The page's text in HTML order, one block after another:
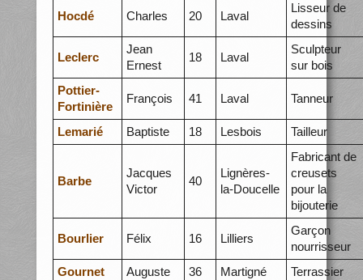
Hocdé Charles 20 Laval
Lisseur de
dessins
Leclerc
Jean
Ernest
18 Laval
Sculpteur
sur bois
Pottier-
Fortinière
François 41 Laval Tanneur
Lemarié Baptiste 18 Lesbois Tailleur
Barbe
Jacques
Victor
40
Lignères-
la-Doucelle
Fabricant de
creusets
pour la
bijouterie
Bourlier Félix 16 Lilliers
Garçon
nourrisseur
Gournet
Auguste 36 Martigné
Terrassier